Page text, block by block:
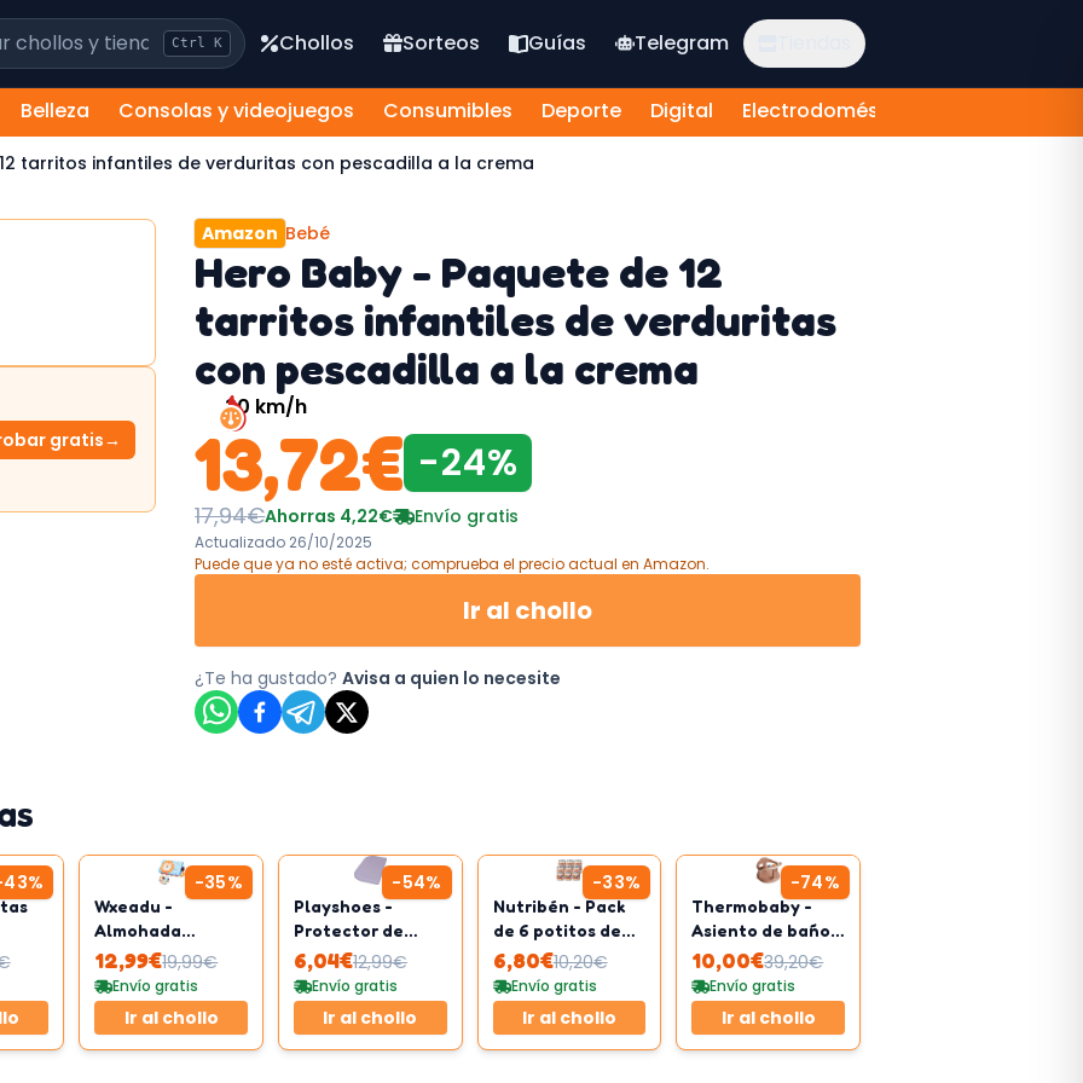
y tiendas Ctrl K Chollos Sorteos Guías Telegram
Belleza Consolas y videojuegos Consumibles Deporte Digital Electrodomésticos
tarritos infantiles de verduritas con pescadilla a la crema
gratis→
Amazon Bebé
Hero Baby - Paquete de 12
tarritos infantiles de verduritas
con pescadilla a la crema
30 km/h
13,72€ -24%
17,94€Ahorras 4,22€ Envío gratis
Actualizado 26/10/2025
Puede que ya no esté activa; comprueba el precio actual en Amazon.
Ir al chollo
¿Te ha gustado?Avisa a quien lo necesite
43% -35%
Wxeadu -
Almohada
infantil con
funda
12,99€19,99€
Envío gratis
Ir al chollo
-54%
Playshoes -
Protector de
colchón
impermeable
6,04€12,99€
Envío gratis
Ir al chollo
-33%
Nutribén - Pack
de 6 potitos de
menestra de
cordero
6,80€10,20€
Envío gratis
Ir al chollo
-74%
Thermobaby -
Asiento de baño
infantil
10,00€39,20€
Envío gratis
Ir al chollo